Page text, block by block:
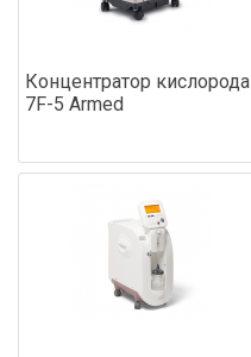
Концентратор кислорода
7F-5 Armed